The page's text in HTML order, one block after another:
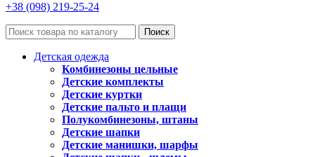
+38 (098) 219-25-24
Поиск
Детская одежда
Комбинезоны цельные
Детские комплекты
Детские куртки
Детские пальто и плащи
Полукомбинезоны, штаны
Детские шапки
Детские манишки, шарфы